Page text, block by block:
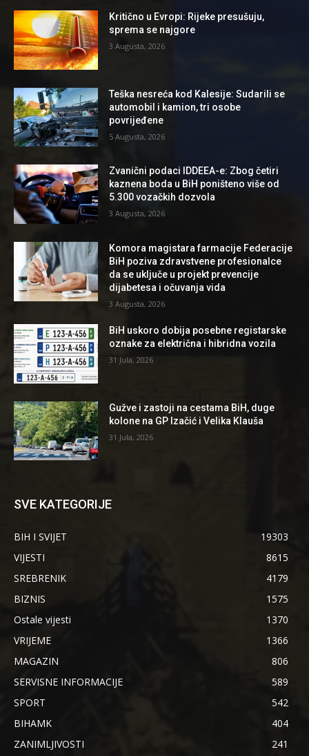
Kritično u Evropi: Rijeke presušuju,
sprema se najgore
3 Augusta, 2026
Teška nesreća kod Kalesije: Sudarili se
automobil i kamion, tri osobe
povrijeđene
5 Augusta, 2026
Zvanični podaci IDDEEA-e: Zbog četiri
kaznena boda u BiH poništeno više od
5.300 vozačkih dozvola
3 Augusta, 2026
Komora magistara farmacije Federacije
BiH poziva zdravstvene profesionalce
da se uključe u projekt prevencije
dijabetesa i očuvanja vida
3 Augusta, 2026
BiH uskoro dobija posebne registarske
oznake za električna i hibridna vozila
31 Jula, 2026
Gužve i zastoji na cestama BiH, duge
kolone na GP Izačić i Velika Klauša
31 Jula, 2026
SVE KATEGORIJE
BIH I SVIJET
19303
VIJESTI
8615
SREBRENIK
4179
BIZNIS
1575
Ostale vijesti
1370
VRIJEME
1366
MAGAZIN
806
SERVISNE INFORMACIJE
589
SPORT
542
BIHAMK
404
ZANIMLJIVOSTI
241